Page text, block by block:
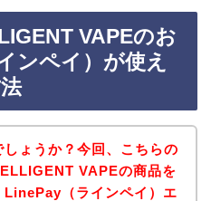
VAPEのお
ンペイ）が使え
しょうか？今回、こちらの
VAPEの商品を
LinePay（ラインペイ）エ